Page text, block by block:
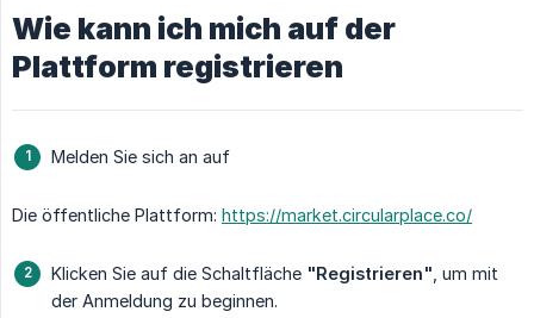
Wie kann ich mich auf der
Plattform registrieren
Melden Sie sich an auf
Die öffentliche Plattform: https://market.circularplace.co/
Klicken Sie auf die Schaltfläche "Registrieren" , um mit
der Anmeldung zu beginnen.